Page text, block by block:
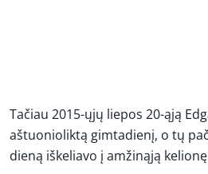
Tačiau 2015-ųjų liepos 20-ąją
aštuonioliktą gimtadienį, o tų
dieną iškeliavo į amžinąją